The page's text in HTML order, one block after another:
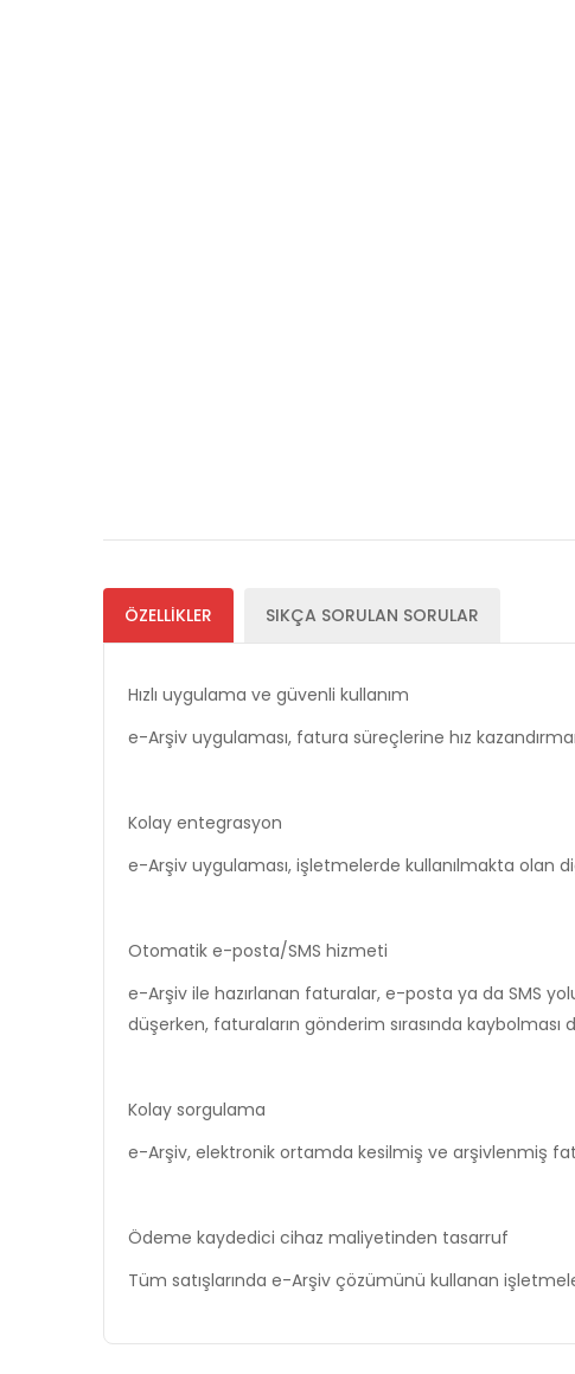
ÖZELLİKLER SIKÇA SORULAN SORULAR
Hızlı uygulama ve güvenli kullanım
e-Arşiv uygulaması, fatura süreçlerine hız
Kolay entegrasyon
e-Arşiv uygulaması, işletmelerde kullanılmakta olan
Otomatik e-posta/SMS hizmeti
e-Arşiv ile hazırlanan faturalar, e-posta ya da SMS
düşerken, faturaların gönderim sırasında
Kolay sorgulama
e-Arşiv, elektronik ortamda kesilmiş ve arşivlenmiş
Ödeme kaydedici cihaz maliyetinden tasarruf
Tüm satışlarında e-Arşiv çözümünü kullanan